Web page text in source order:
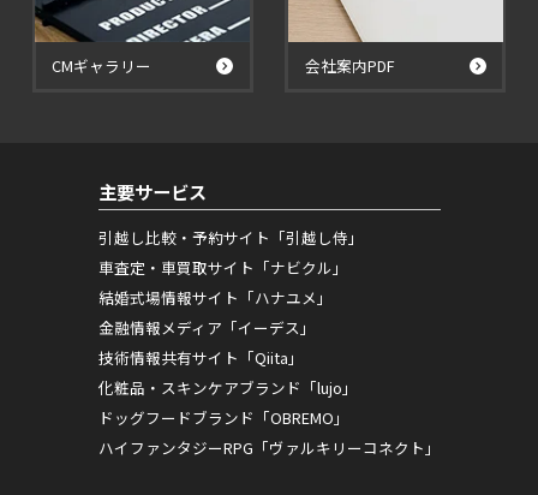
CMギャラリー 会社案内PDF
主要サービス
引越し比較・予約サイト「引越し侍」
車査定・車買取サイト「ナビクル」
結婚式場情報サイト「ハナユメ」
金融情報メディア「イーデス」
技術情報共有サイト「Qiita」
化粧品・スキンケアブランド「lujo」
ドッグフードブランド「OBREMO」
ハイファンタジーRPG「ヴァルキリーコネクト」